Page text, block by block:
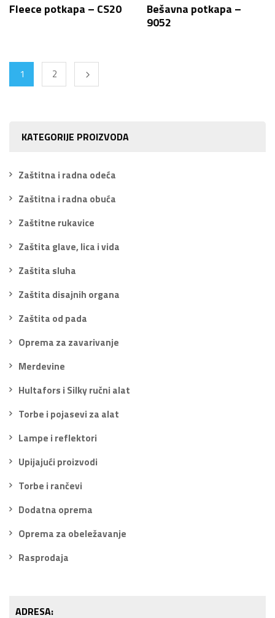
KATEGORIJE PROIZVODA
Zaštitna i radna odeća
Zaštitna i radna obuća
Zaštitne rukavice
Zaštita glave, lica i vida
Zaštita sluha
Zaštita disajnih organa
Zaštita od pada
Oprema za zavarivanje
Merdevine
Hultafors i Silky ručni alat
Torbe i pojasevi za alat
Lampe i reflektori
Upijajući proizvodi
Torbe i rančevi
Dodatna oprema
Oprema za obeležavanje
Rasprodaja
ADRESA:
Fleece potkapa – CS20
Bešavna potkapa –
9052
1 2